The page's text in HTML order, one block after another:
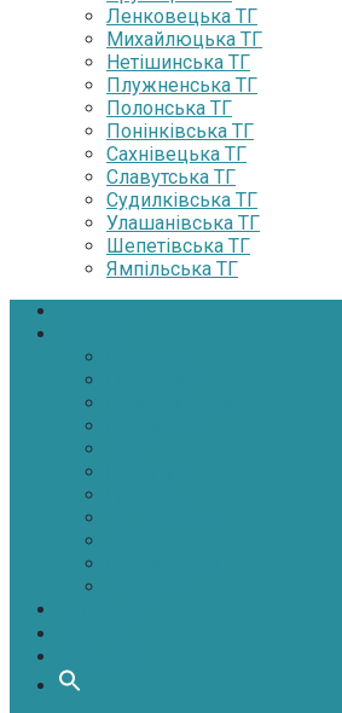
Ленковецька ТГ
Михайлюцька ТГ
Нетішинська ТГ
Плужненська ТГ
Полонська ТГ
Понінківська ТГ
Сахнівецька ТГ
Славутська ТГ
Судилківська ТГ
Улашанівська ТГ
Шепетівська ТГ
Ямпільська ТГ